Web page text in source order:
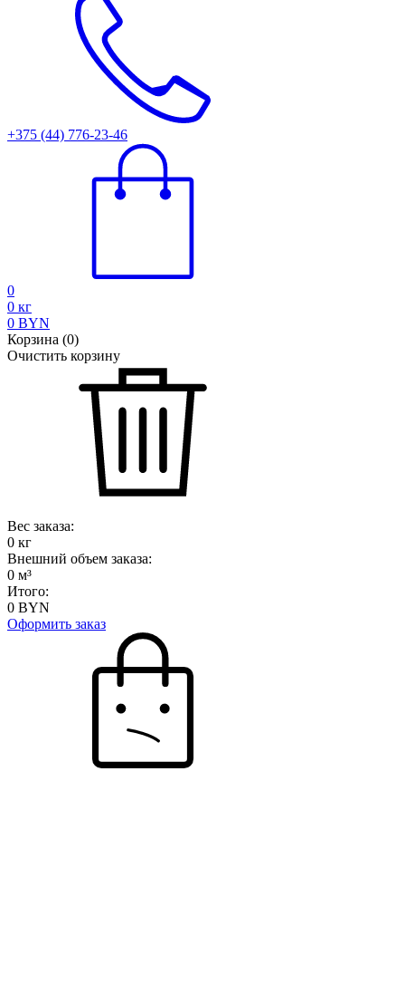
+375 (44) 776-23-46
0
0 кг
0 BYN
Корзина (0)
Очистить корзину
Вес заказа:
0 кг
Внешний объем заказа:
0 м³
Итого:
0 BYN
Оформить заказ